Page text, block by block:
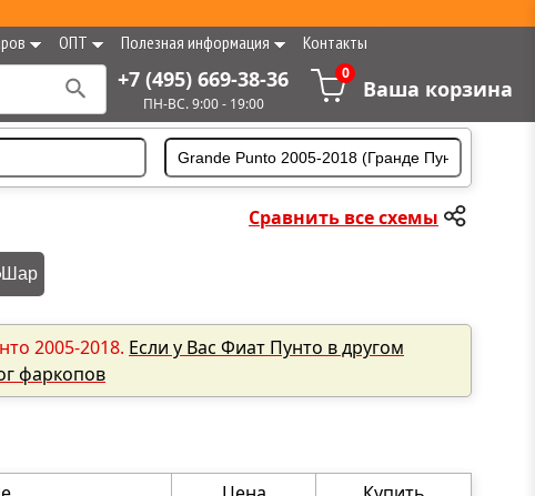
ОПТ Полезная информация Контакты
+7 (495) 669-38-36
ПН-ВС. 9:00 - 19:00
0
Ваша корзина
Сравнить все схемы
Шар
2005-2018. Если у Вас Фиат Пунто в другом
фаркопов